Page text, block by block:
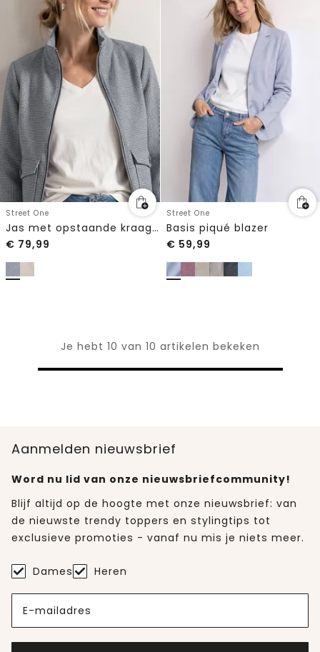
Street One
Jas met opstaande kraag en ritssluiting
€ 79,99
Street One
Basis piqué blazer
€ 59,99
Je hebt 10 van 10 artikelen bekeken
Aanmelden nieuwsbrief
Word nu lid van onze nieuwsbriefcommunity!
Blijf altijd op de hoogte met onze nieuwsbrief: van
de nieuwste trendy toppers en stylingtips tot
exclusieve promoties - vanaf nu mis je niets meer.
Dames Heren
E-mailadres